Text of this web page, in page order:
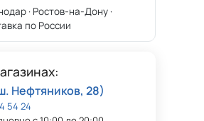
· Ростов-на-Дону ·
по России
Нефтяников, 28)
54 24